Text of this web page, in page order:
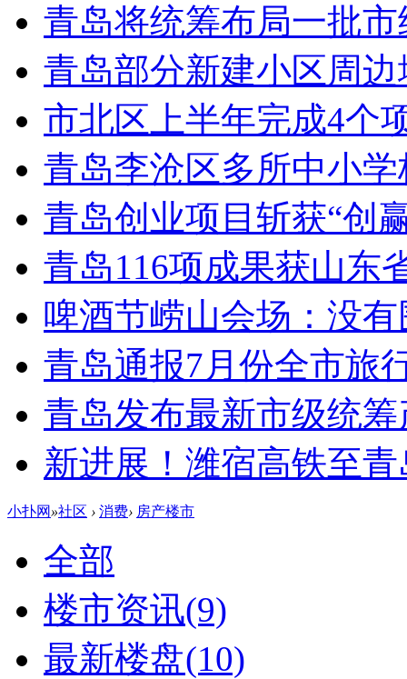
青岛将统筹布局一批市
青岛部分新建小区周
市北区上半年完成4个
青岛李沧区多所中小
青岛创业项目斩获“创
青岛116项成果获山东
啤酒节崂山会场：没有
青岛通报7月份全市旅
青岛发布最新市级统
新进展！潍宿高铁至
小扑网 »社区 › 消费› 房产楼市
全部
楼市资讯(9)
最新楼盘(10)